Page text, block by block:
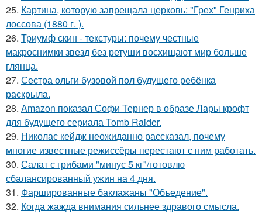
25. Картина, которую запрещала церковь: "Грех" Генриха
лоссова (1880 г. ).
26. Триумф скин - текстуры: почему честные
макроснимки звезд без ретуши восхищают мир больше
глянца.
27. Сестра ольги бузовой пол будущего ребёнка
раскрыла.
28. Amazon показал Софи Тернер в образе Лары крофт
для будущего сериала Tomb Raider.
29. Николас кейдж неожиданно рассказал, почему
многие известные режиссёры перестают с ним работать.
30. Салат с грибами "минус 5 кг"/готовлю
сбалансированный ужин на 4 дня.
31. Фаршированные баклажаны "Объедение".
32. Когда жажда внимания сильнее здравого смысла.